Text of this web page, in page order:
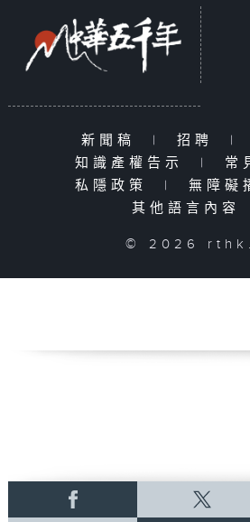
新聞稿 | 招聘 |
知識產權告示
| 常
私隱政策
| 無障礙
其他語言內容
© 2026